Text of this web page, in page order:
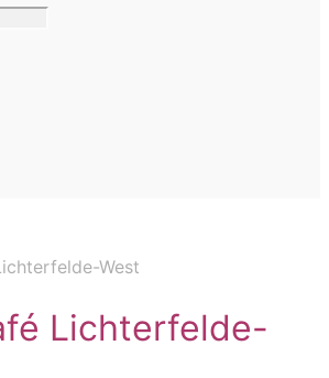
West
Lichterfelde-